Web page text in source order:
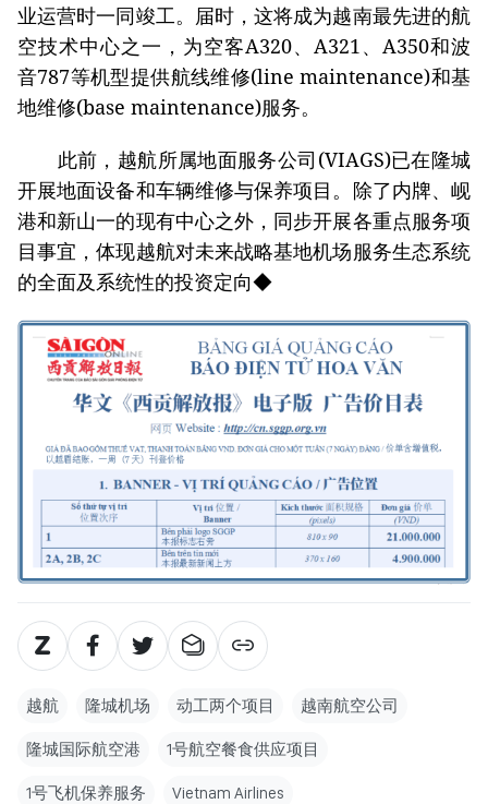
业运营时一同竣工。届时，这将成为越南最先进的航
空技术中心之一，为空客A320、A321、A350和波
音787等机型提供航线维修(line maintenance)和基
地维修(base maintenance)服务。
此前，越航所属地面服务公司(VIAGS)已在隆城
开展地面设备和车辆维修与保养项目。除了内牌、岘
港和新山一的现有中心之外，同步开展各重点服务项
目事宜，体现越航对未来战略基地机场服务生态系统
的全面及系统性的投资定向◆
越航 隆城机场 动工两个项目 越南航空公司
隆城国际航空港 1号航空餐食供应项目
1号飞机保养服务 Vietnam Airlines